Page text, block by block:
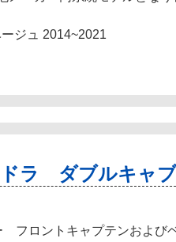
ジュ 2014~2021
ドラ ダブルキャ
フロントキャプテンおよび